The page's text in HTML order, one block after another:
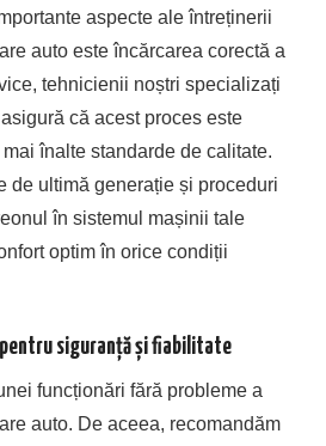
aspecte ale întreținerii
auto este încărcarea corectă a
tehnicienii noștri specializați
că acest proces este
înalte standarde de calitate.
de ultimă generație și proceduri
în sistemul mașinii tale
optim în orice condiții
pentru siguranță și fiabilitate
funcționări fără probleme a
auto. De aceea, recomandăm